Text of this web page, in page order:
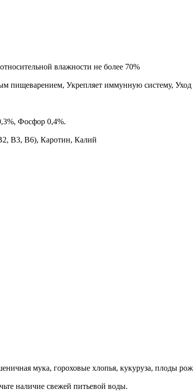
влажности не более 70%
пищеварением, Укрепляет иммунную систему,
Фосфор 0,4%.
В3, В6), Каротин, Калий
мука, гороховые хлопья, кукуруза, плоды
наличие свежей питьевой воды.